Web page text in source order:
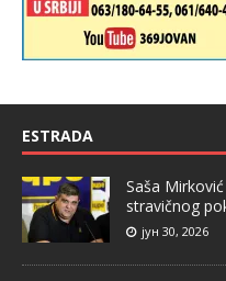
ESTRADA
Saša
stravičnog
јун 30, 2026